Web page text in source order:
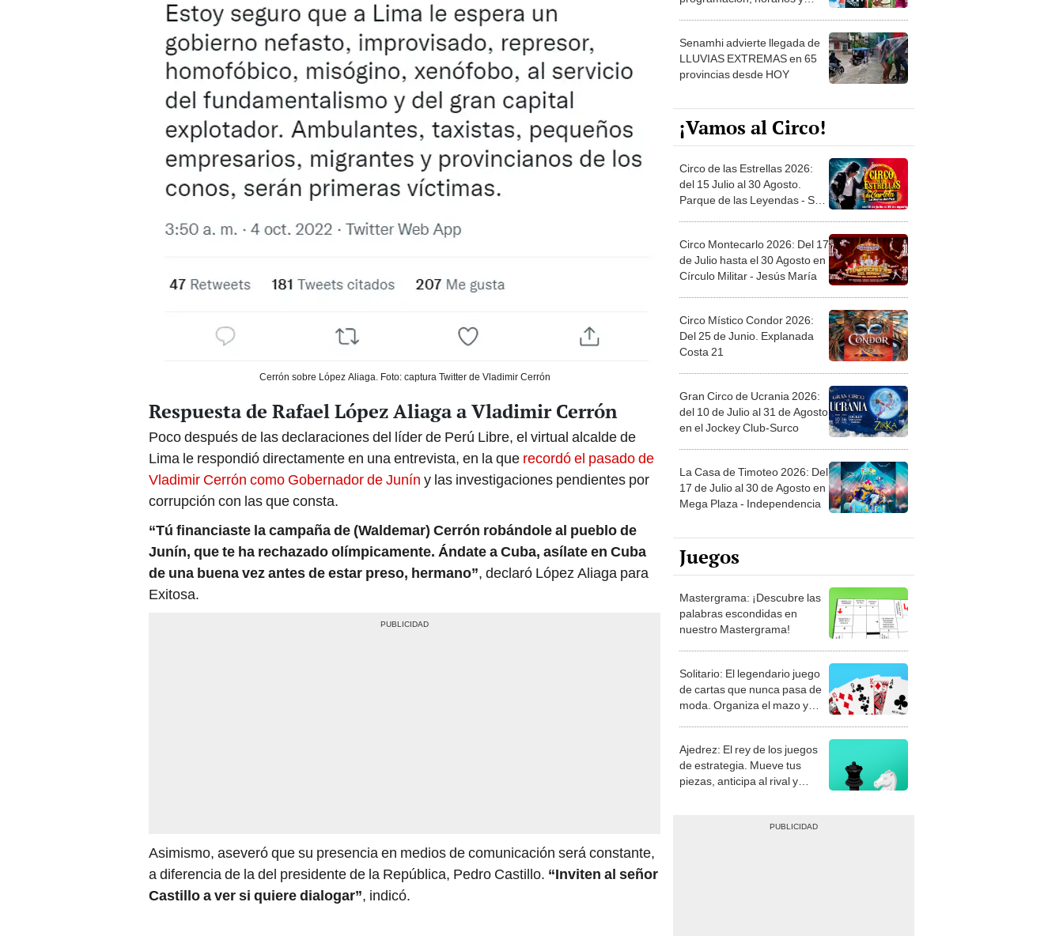
Cerrón sobre López Aliaga. Foto: captura Twitter de Vladimir Cerrón
Respuesta de Rafael López Aliaga a Vladimir Cerrón
Poco después de las declaraciones del líder de Perú Libre, el virtual alcalde de
Lima le respondió directamente en una entrevista, en la que recordó el pasado de
Vladimir Cerrón como Gobernador de Junín y las investigaciones pendientes por
corrupción con las que consta.
“Tú financiaste la campaña de (Waldemar) Cerrón robándole al pueblo de
Junín, que te ha rechazado olímpicamente. Ándate a Cuba, asílate en Cuba
de una buena vez antes de estar preso, hermano” , declaró López Aliaga para
Exitosa.
Asimismo, aseveró que su presencia en medios de comunicación será constante,
a diferencia de la del presidente de la República, Pedro Castillo. “Inviten al señor
Castillo a ver si quiere dialogar” , indicó.
Senamhi advierte llegada de
LLUVIAS EXTREMAS en 65
provincias desde HOY
¡Vamos al Circo!
Circo de las Estrellas 2026:
del 15 Julio al 30 Agosto.
Parque de las Leyendas - San
Circo Montecarlo 2026: Del 17
de Julio hasta el 30 Agosto en
Círculo Militar - Jesús María
Circo Místico Condor 2026:
Del 25 de Junio. Explanada
Costa 21
Gran Circo de Ucrania 2026:
del 10 de Julio al 31 de Agosto
en el Jockey Club-Surco
La Casa de Timoteo 2026: Del
17 de Julio al 30 de Agosto en
Mega Plaza - Independencia
Juegos
Mastergrama: ¡Descubre las
palabras escondidas en
nuestro Mastergrama!
Solitario: El legendario juego
de cartas que nunca pasa de
moda. Organiza el mazo y
Ajedrez: El rey de los juegos
de estrategia. Mueve tus
piezas, anticipa al rival y